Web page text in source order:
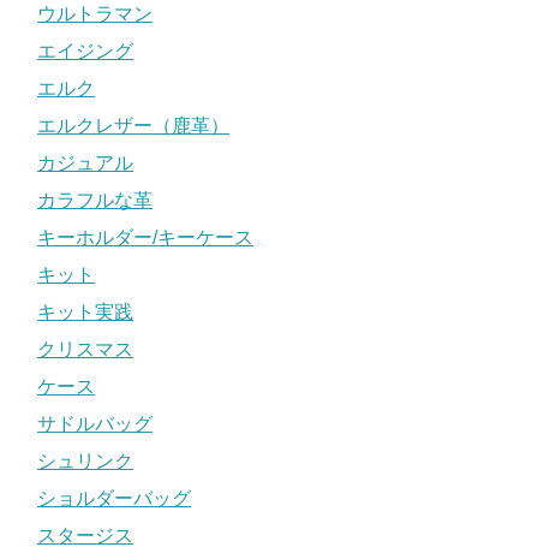
ウルトラマン
エイジング
エルク
エルクレザー（鹿革）
カジュアル
カラフルな革
キーホルダー/キーケース
キット
キット実践
クリスマス
ケース
サドルバッグ
シュリンク
ショルダーバッグ
スタージス